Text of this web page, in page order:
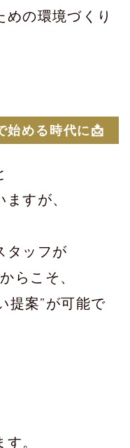
の環境づくり
始める時代に📩
すが、
タッフが
らこそ、
提案”が可能で
。